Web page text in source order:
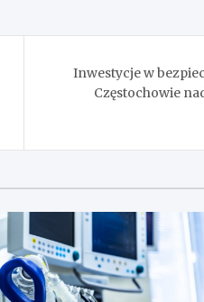
Inwestycje w
Częstochowie